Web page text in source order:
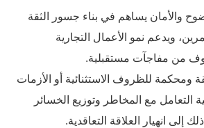
والأمان يساهم في بناء جسور الثقة
ويدعم نمو الأعمال التجارية
من مفاجآت مستقبلية.
للظروف الاستثنائية أو الأزمات
التعامل مع المخاطر وتوزيع الخسائر
إلى انهيار العلاقة التعاقدية.